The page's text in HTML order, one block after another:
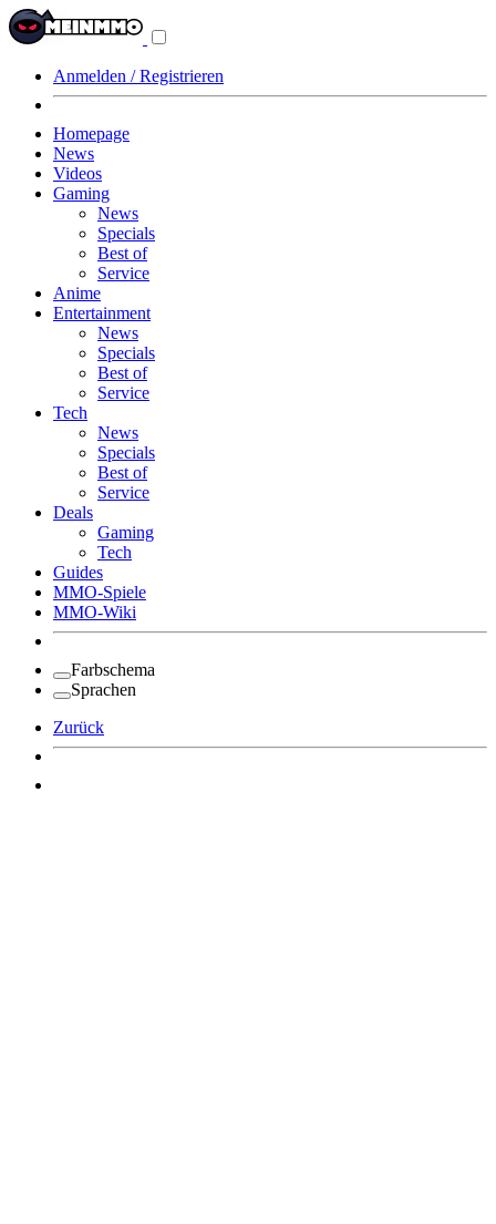
Anmelden / Registrieren
Homepage
News
Videos
Gaming
News
Specials
Best of
Service
Anime
Entertainment
News
Specials
Best of
Service
Tech
News
Specials
Best of
Service
Deals
Gaming
Tech
Guides
MMO-Spiele
MMO-Wiki
Farbschema
Sprachen
Zurück